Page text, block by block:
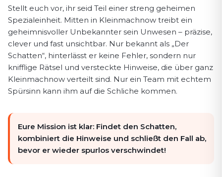
Stellt euch vor, ihr seid Teil einer streng geheimen
Spezialeinheit. Mitten in Kleinmachnow⁠ treibt ein
geheimnisvoller Unbekannter sein Unwesen – präzise,
clever und fast unsichtbar. Nur bekannt als „Der
Schatten“, hinterlässt er keine Fehler, sondern nur
knifflige Rätsel und versteckte Hinweise, die über ganz
Kleinmachnow⁠ verteilt sind. Nur ein Team mit echtem
Spürsinn kann ihm auf die Schliche kommen.
Eure Mission ist klar: Findet den Schatten,
kombiniert die Hinweise und schließt den Fall ab,
bevor er wieder spurlos verschwindet!